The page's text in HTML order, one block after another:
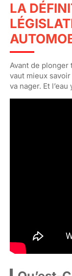
LA
Avant de plonger
vaut mieux
va nager. Et